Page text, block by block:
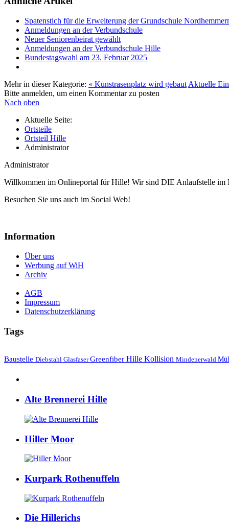
Spatenstich für die Erweiterung der Grundschule
Anmeldungen an der Verbundschule
Neuer Seniorenbeirat gewählt
Anmeldungen an der Verbundschule Hille
Bundestagswahl am 23. Februar 2025
Mehr in dieser Kategorie: « Kunstrasenplatz wird gebaut Aktuelle
Bitte anmelden, um einen Kommentar zu posten
Nach oben
Aktuelle Seite:
Ortsteile
Ortsteil Hille
Administrator
Administrator
Willkommen im Onlineportal für Hille! Wir sind DIE Anlaufstelle im
Besuchen Sie uns auch im Social Web!
Information
Über uns
Werbung auf WiH
Archiv
AGB
Impressum
Datenschutzerklärung
Tags
Baustelle Diebstahl GlasfaserGreenfiber Hille Kollision Mindenerwald
Alte Brennerei Hille
Hiller Moor
Kurpark Rothenuffeln
Die Hillerichs